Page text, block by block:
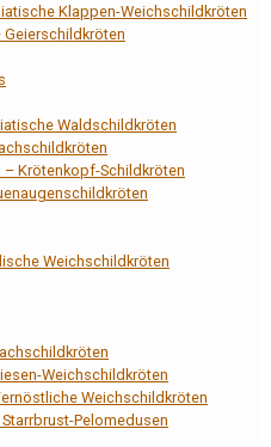
Klappen-Weichschildkröten
Waldschildkröten
Krötenkopf-Schildkröten
Weichschildkröten
Weichschildkröten
Weichschildkröten
Pelomedusen